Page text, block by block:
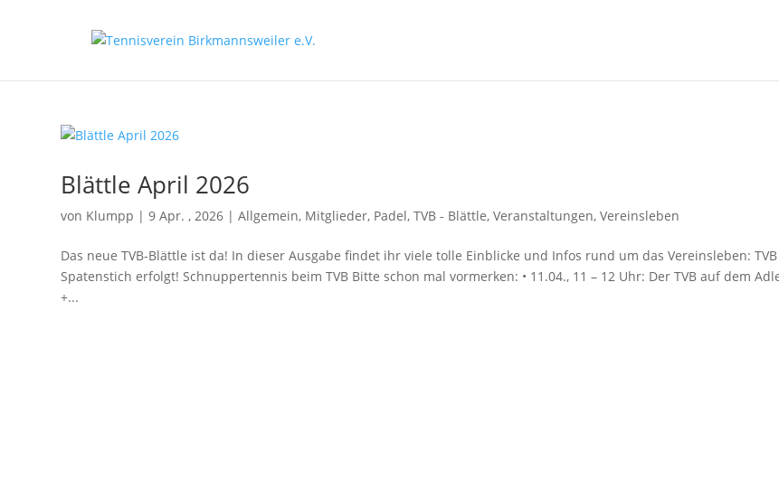
Blättle April 2026
von Klumpp |9 Apr. , 2026 |Allgemein, Mitglieder, Padel,TVB - Blättle,Veranstaltungen,Vereinsleben
Das neue TVB-Blättle ist da! In dieser Ausgabe findet ihr viele tolle Einblicke und Infos rund um das Vereinsleben: TVB
Spatenstich erfolgt! Schnuppertennis beim TVB Bitte schon mal vormerken: • 11.04., 11 – 12 Uhr: Der TVB auf dem
+...